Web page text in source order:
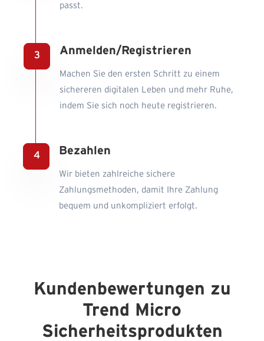
passt.
Anmelden/Registrieren
Machen Sie den ersten Schritt zu einem
sichereren digitalen Leben und mehr Ruhe,
indem Sie sich noch heute registrieren.
Bezahlen
Wir bieten zahlreiche sichere
Zahlungsmethoden, damit Ihre Zahlung
bequem und unkompliziert erfolgt.
Kundenbewertungen zu
Trend Micro
Sicherheitsprodukten